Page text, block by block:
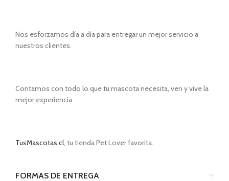
Nos esforzamos día a día para entregar un mejor servicio a
nuestros clientes.
Contamos con todo lo que tu mascota necesita, ven y vive la
mejor experiencia.
TusMascotas.cl, tu tienda Pet Lover favorita.
FORMAS DE ENTREGA